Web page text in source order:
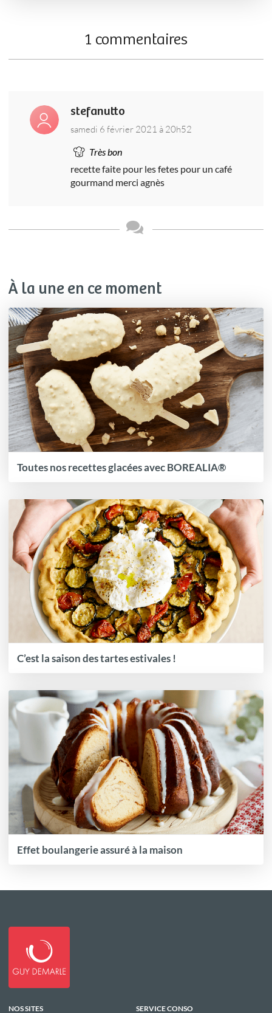
1 commentaires
stefanutto
samedi 6 février 2021 à 20h52
Très bon
recette faite pour les fetes pour un café
gourmand merci agnès
À la une en ce moment
Toutes nos recettes glacées avec BOREALIA®
C’est la saison des tartes estivales !
Effet boulangerie assuré à la maison
NOS SITES SERVICE CONSO